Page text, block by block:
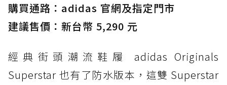
防水鞋推薦 3. Nike Dunk Low GORE-TEX：
經典 Dunk 輪廓加上防水科技，雨天穿搭帥度不
打折
防水鞋推薦 4. ASICS TRABUCO 14 GTX：搭
載 GORE-TEX 隱形貼合科技，全方位防水神鞋
購買通路：adidas 官網及指定門市
建議售價：新台幣 5,290 元
經典街頭潮流鞋履 adidas Originals
Superstar 也有了防水版本，這雙 Superstar